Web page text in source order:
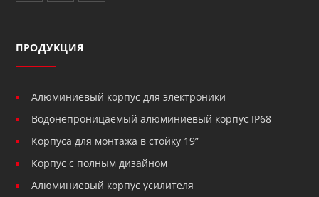
ПРОДУКЦИЯ
Алюминиевый корпус для электроники
Водонепроницаемый алюминиевый корпус IP68
Корпуса для монтажа в стойку 19”
Корпус с полным дизайном
Алюминиевый корпус усилителя